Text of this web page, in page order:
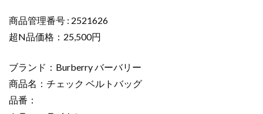
超
N
バ
ー
バ
リ
商品管理番号 : 2521626
超N品価格：25,500円
ブランド：Burberry バーバリー
商品名：チェック ベルトバッグ
品番：